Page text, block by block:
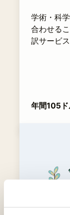
学術・科
合わせる
訳サービ
年間105